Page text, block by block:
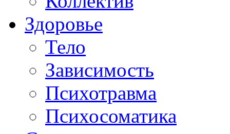
Здоровье
Тело
Зависимость
Психотравма
Психосоматика